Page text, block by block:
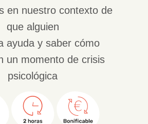
en nuestro contexto de
que alguien
ayuda y saber cómo
un momento de crisis
psicológica